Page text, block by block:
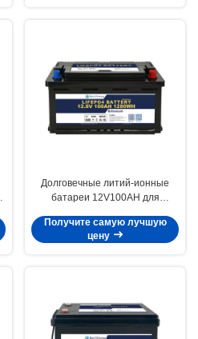
Долговечные литий-ионные
батареи 12V100AH для
питания Саморазрядка < 3% в
месяц
Получите самую лучшую
цену